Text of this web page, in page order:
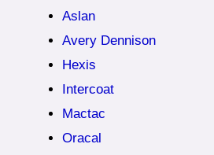
Aslan
Avery Dennison
Hexis
Intercoat
Mactac
Oracal